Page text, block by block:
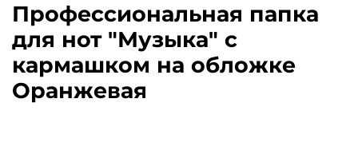
Профессиональная папка
для нот "Музыка" с
кармашком на обложке
Оранжевая